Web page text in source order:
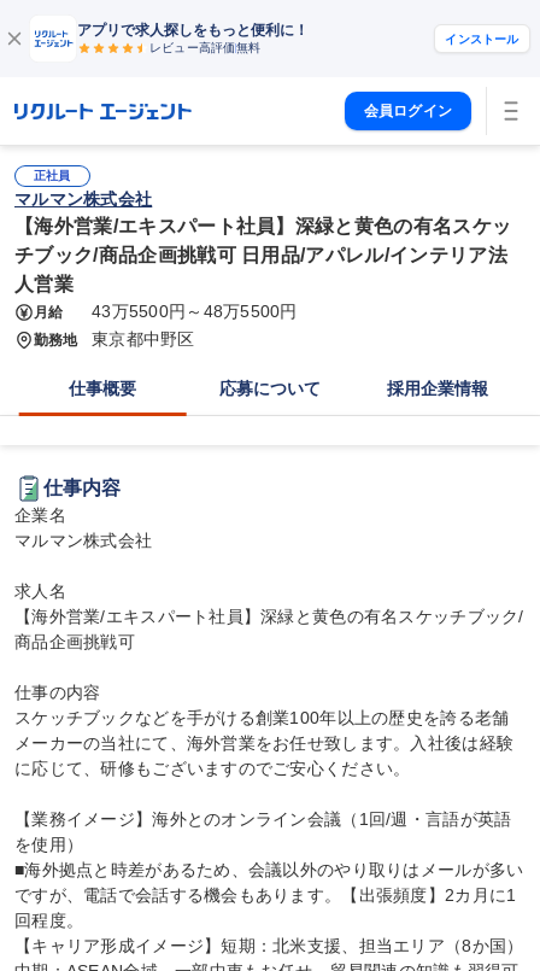
アプリで求人探しをもっと便利に！
レビュー高評価無料
インストール
会員ログイン
正社員
マルマン株式会社
【海外営業/エキスパート社員】深緑と黄色の有名スケッ
チブック/商品企画挑戦可 日用品/アパレル/インテリア法
人営業
月給 43万5500円～48万5500円
勤務地 東京都中野区
仕事概要 応募について 採用企業情報
仕事内容
企業名
マルマン株式会社
求人名
【海外営業/エキスパート社員】深緑と黄色の有名スケッチブック/
商品企画挑戦可
仕事の内容
スケッチブックなどを手がける創業100年以上の歴史を誇る老舗
メーカーの当社にて、海外営業をお任せ致します。入社後は経験
に応じて、研修もございますのでご安心ください。
【業務イメージ】海外とのオンライン会議（1回/週・言語が英語
を使用）
■海外拠点と時差があるため、会議以外のやり取りはメールが多い
ですが、電話で会話する機会もあります。【出張頻度】2カ月に1
回程度。
【キャリア形成イメージ】短期：北米支援、担当エリア（8か国）